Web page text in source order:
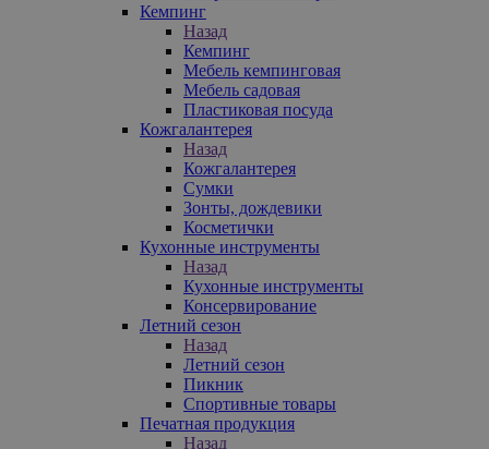
Кемпинг
Назад
Кемпинг
Мебель кемпинговая
Мебель садовая
Пластиковая посуда
Кожгалантерея
Назад
Кожгалантерея
Сумки
Зонты, дождевики
Косметички
Кухонные инструменты
Назад
Кухонные инструменты
Консервирование
Летний сезон
Назад
Летний сезон
Пикник
Спортивные товары
Печатная продукция
Назад